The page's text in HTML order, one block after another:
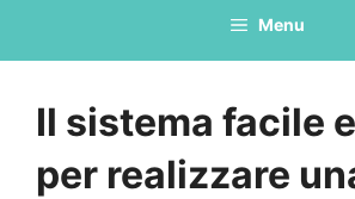
Menu
Il sistema facile
per realizzare